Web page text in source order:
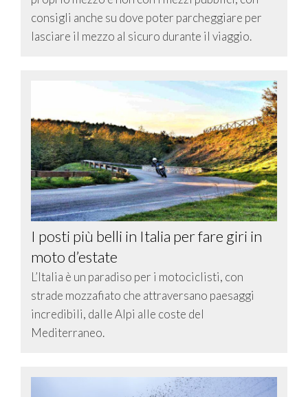
consigli anche su dove poter parcheggiare per
lasciare il mezzo al sicuro durante il viaggio.
I posti più belli in Italia per fare giri in
moto d’estate
L’Italia è un paradiso per i motociclisti, con
strade mozzafiato che attraversano paesaggi
incredibili, dalle Alpi alle coste del
Mediterraneo.